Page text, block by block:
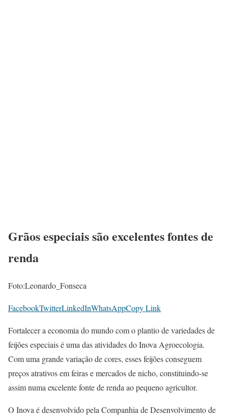
Grãos especiais são excelentes fontes de
renda
Foto:Leonardo_Fonseca
FacebookTwitterLinkedInWhatsAppCopy Link
Fortalecer a economia do mundo com o plantio de variedades de
feijões especiais é uma das atividades do Inova Agroecologia.
Com uma grande variação de cores, esses feijões conseguem
preços atrativos em feiras e mercados de nicho, constituindo-se
assim numa excelente fonte de renda ao pequeno agricultor.
O Inova é desenvolvido pela Companhia de Desenvolvimento de